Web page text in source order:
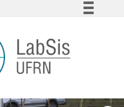
Comunica BR
Participe
Acesso à informação
Canais